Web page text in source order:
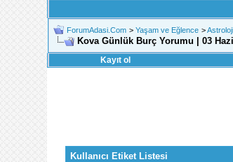
ForumAdasi.Com > Yaşam ve Eğlence >Astroloji
Kova Günlük Burç Yorumu | 03
Kayıt ol
Kullanıcı Etiket Listesi